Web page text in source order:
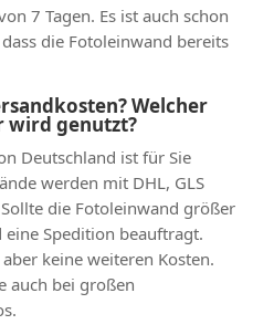
7 Tagen. Es ist auch schon
die Fotoleinwand bereits
Welcher
wird genutzt?
Deutschland ist für Sie
werden mit DHL, GLS
die Fotoleinwand größer
Spedition beauftragt.
keine weiteren Kosten.
auch bei großen